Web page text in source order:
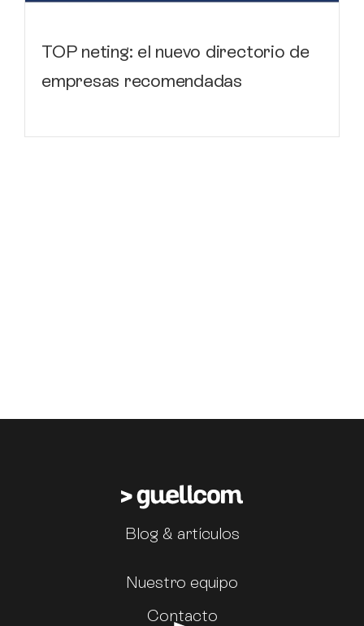
TOP neting: el nuevo directorio de
empresas recomendadas
Blog & artículos
Nuestro equipo
Contacto